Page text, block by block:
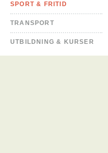
SPORT & FRITID
TRANSPORT
UTBILDNING & KURSER